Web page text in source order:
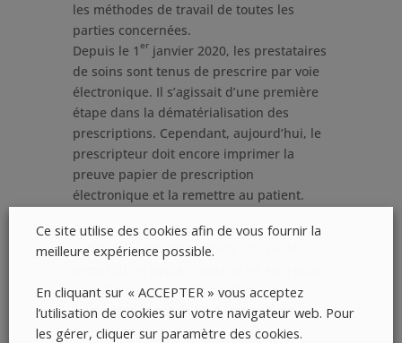
les méthodes de travail de toutes les
parties concernées.
Depuis le 1 erjanvier 2020, les prestataires
de soins sont tenus de prescrire par voie
électronique. Il s’agissait d’une première
étape dans la dématérialisation des
prescriptions. Cependant, aujourd’hui, le
prescripteur doit encore imprimer la
preuve papier de prescription
électronique et la remettre au patient.
A partir du 15 septembre 2021,
l’utilisateurpourratoujours utiliser la
obligatoire. Le but ultime étant une
numérisation totale du processus de
prescription.
Ce site utilise des cookies afin de vous fournir la
meilleure expérience possible.
En cliquant sur « ACCEPTER » vous acceptez
l’utilisation de cookies sur votre navigateur web. Pour
les gérer, cliquer sur paramètre des cookies.